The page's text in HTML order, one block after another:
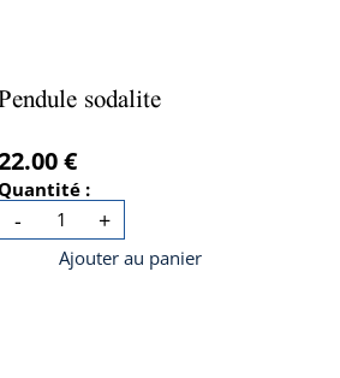
sodalite
€
:
- +
Ajouter au panier